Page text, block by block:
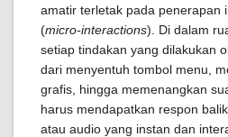
amatir terletak pada penerapan
(micro-interactions). Di dalam
setiap tindakan yang dilakukan
dari menyentuh tombol menu,
grafis, hingga memenangkan
harus mendapatkan respon
atau audio yang instan dan